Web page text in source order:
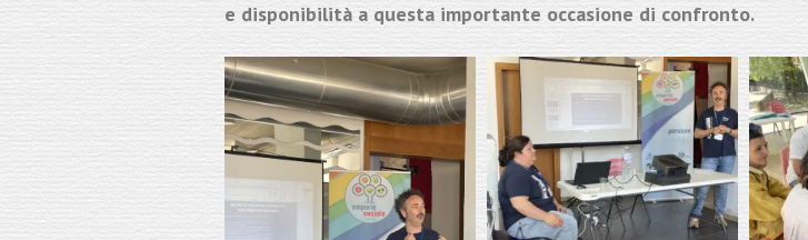
e disponibilità a questa importante occasione di confronto.